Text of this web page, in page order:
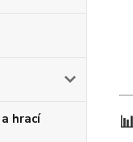
hrací